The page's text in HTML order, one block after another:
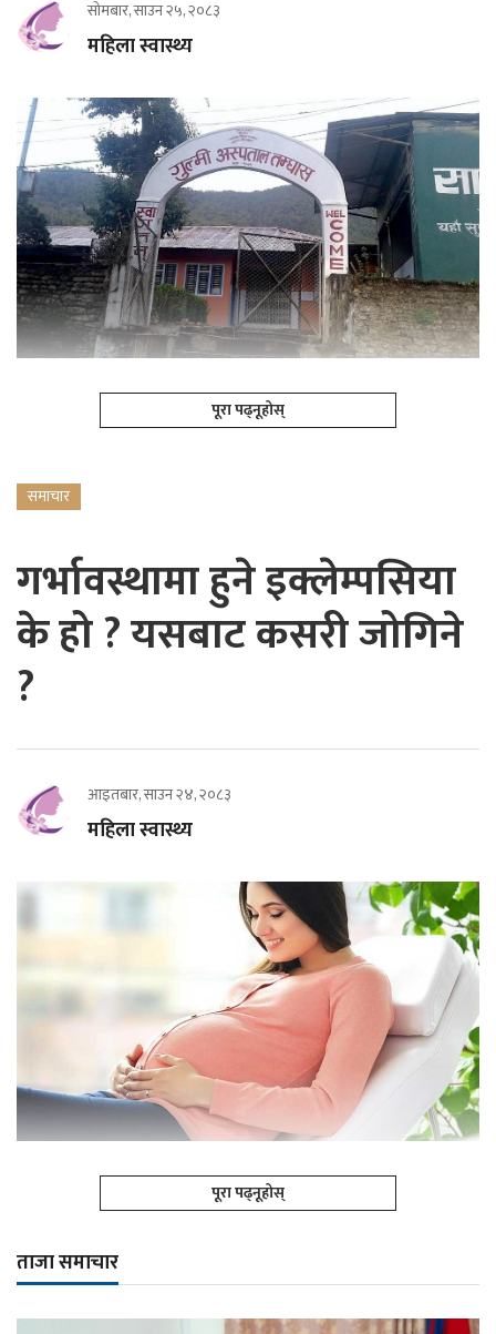
सोमबार, साउन २५, २०८३
महिला स्वास्थ्य
पूरा पढ्नूहोस्
समाचार
गर्भावस्थामा हुने इक्लेम्पसिया
के हो ? यसबाट कसरी जोगिने
?
आइतबार, साउन २४, २०८३
महिला स्वास्थ्य
पूरा पढ्नूहोस्
ताजा समाचार